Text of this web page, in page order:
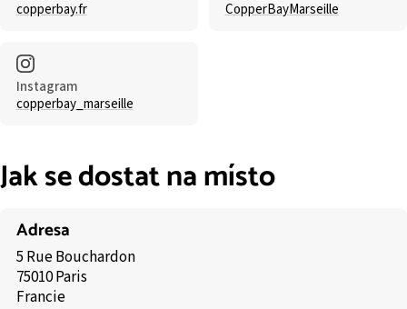
copperbay.fr
CopperBayMarseille
Instagram
copperbay_marseille
Jak se dostat na místo
Adresa
5 Rue Bouchardon
75010 Paris
Francie